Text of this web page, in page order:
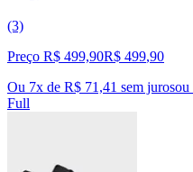
(3)
Preço R$ 499,90R$ 499,90
Ou 7x de R$ 71,41 sem jurosou
Full